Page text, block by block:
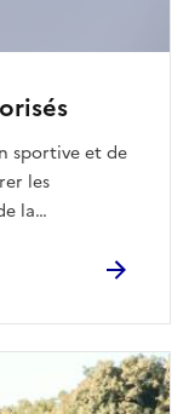
sportive et de
les
la